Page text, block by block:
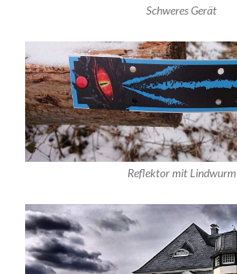
Schweres Gerät
Reflektor mit Lindwurm